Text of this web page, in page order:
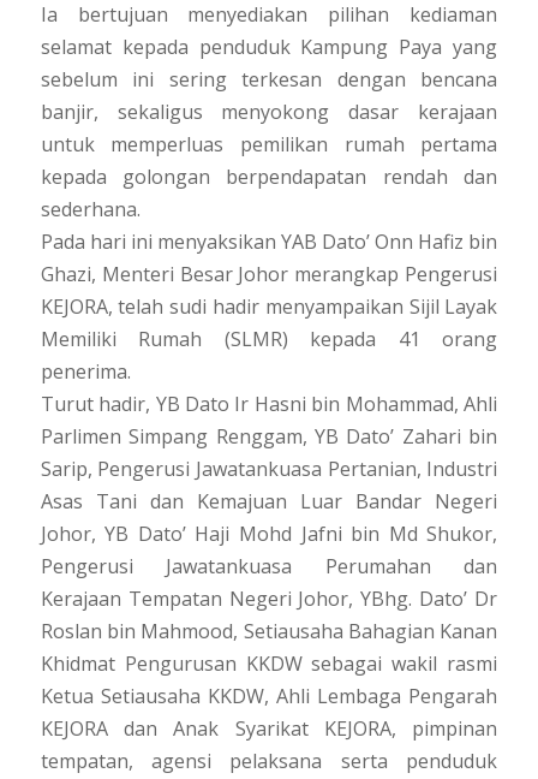
Ia bertujuan menyediakan pilihan kediaman
selamat kepada penduduk Kampung Paya yang
sebelum ini sering terkesan dengan bencana
banjir, sekaligus menyokong dasar kerajaan
untuk memperluas pemilikan rumah pertama
kepada golongan berpendapatan rendah dan
sederhana.
Pada hari ini menyaksikan YAB Dato’ Onn Hafiz bin
Ghazi, Menteri Besar Johor merangkap Pengerusi
KEJORA, telah sudi hadir menyampaikan Sijil Layak
Memiliki Rumah (SLMR) kepada 41 orang
penerima.
Turut hadir, YB Dato Ir Hasni bin Mohammad, Ahli
Parlimen Simpang Renggam, YB Dato’ Zahari bin
Sarip, Pengerusi Jawatankuasa Pertanian, Industri
Asas Tani dan Kemajuan Luar Bandar Negeri
Johor, YB Dato’ Haji Mohd Jafni bin Md Shukor,
Pengerusi Jawatankuasa Perumahan dan
Kerajaan Tempatan Negeri Johor, YBhg. Dato’ Dr
Roslan bin Mahmood, Setiausaha Bahagian Kanan
Khidmat Pengurusan KKDW sebagai wakil rasmi
Ketua Setiausaha KKDW, Ahli Lembaga Pengarah
KEJORA dan Anak Syarikat KEJORA, pimpinan
tempatan, agensi pelaksana serta penduduk